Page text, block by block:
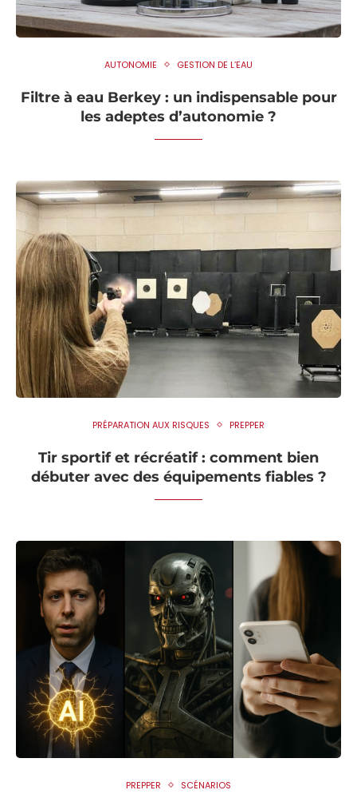
AUTONOMIE GESTION DE L’EAU
Filtre à eau Berkey : un indispensable pour
les adeptes d’autonomie ?
PRÉPARATION AUX RISQUES PREPPER
Tir sportif et récréatif : comment bien
débuter avec des équipements fiables ?
PREPPER SCÉNARIOS